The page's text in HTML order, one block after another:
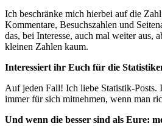
Ich beschränke mich hierbei auf die
Kommentare, Besuchszahlen und
das, bei Interesse, auch mal weiter aus,
kleinen Zahlen kaum.
Interessiert ihr Euch für die
Auf jeden Fall! Ich liebe Statistik-Posts.
immer für sich mitnehmen, wenn man
Und wenn die besser sind als Eure: